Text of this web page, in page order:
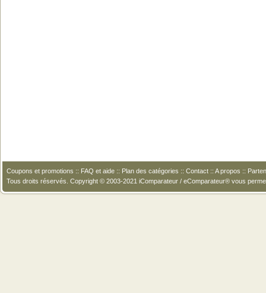
Coupons et promotions :: FAQ et aide :: Plan des catégories :: Contact :: A propos ::
Tous droits réservés. Copyright © 2003-2021 iComparateur / eComparateur® vous